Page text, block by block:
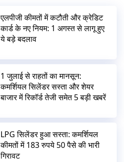
एलपीजी कीमतों में कटौती और क्रेडिट
कार्ड के नए नियम: 1 अगस्त से लागू हुए
ये बड़े बदलाव
1 जुलाई से राहतों का मानसून:
कमर्शियल सिलेंडर सस्ता और शेयर
बाजार में रिकॉर्ड तेजी समेत 5 बड़ी खबरें
LPG सिलेंडर हुआ सस्ता: कमर्शियल
कीमतों में 183 रुपये 50 पैसे की भारी
गिरावट